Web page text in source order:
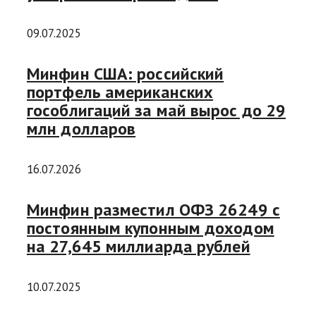
09.07.2025
Минфин США: российский
портфель американских
гособлигаций за май вырос до 29
млн долларов
16.07.2026
Минфин разместил ОФЗ 26249 с
постоянным купонным доходом
на 27,645 миллиарда рублей
10.07.2025